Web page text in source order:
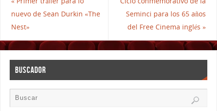
nuevo de Sean Durkin «The
Nest»
Seminci para los 65 años
del Free Cinema inglés»
BUSCADOR